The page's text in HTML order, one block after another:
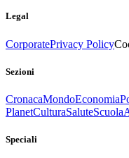
Legal
CorporatePrivacy Policy
Sezioni
CronacaMondoEconomia
PlanetCulturaSaluteScuola
Speciali